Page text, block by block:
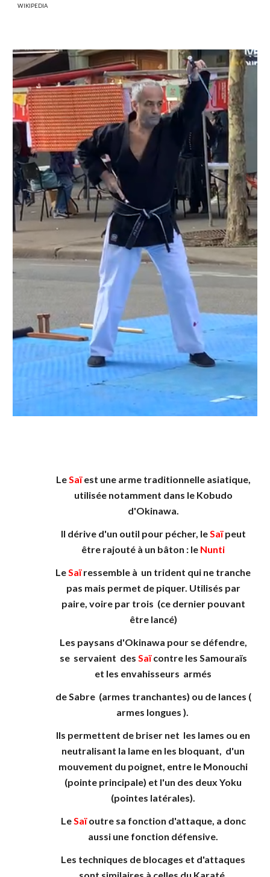
WIKIPEDIA
LeSaïest une arme traditionnelle asiatique,
utilisée notamment dans le Kobudo
d'Okinawa.
Il dérive d'un outil pour pécher, leSaïpeut
être rajouté à un bâton : le Nunti
LeSaïressemble à un trident qui ne tranche
pas mais permet de piquer. Utilisés par
paire, voire par trois (ce dernier pouvant
être lancé)
Les paysans d'Okinawa pour se défendre,
se servaient des Saïcontre les Samouraïs
et les envahisseurs armés
de Sabre (armes tranchantes) ou de lances (
armes longues ).
Ils permettent de briser net les lames ou en
neutralisant la lame en les bloquant, d'un
mouvement du poignet, entre le Monouchi
(pointe principale) et l'un des deux Yoku
(pointes latérales).
LeSaïoutre sa fonction d'attaque, a donc
aussi une fonction défensive.
Les techniques de blocages et d'attaques